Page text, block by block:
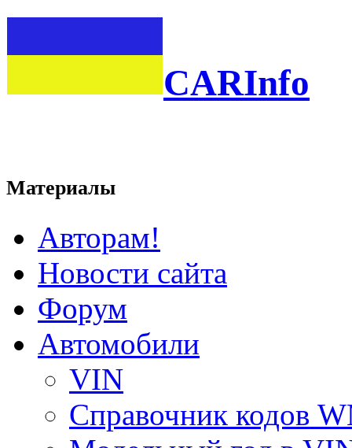
CARInfo
Материалы
Авторам!
Новости сайта
Форум
Автомобили
VIN
Справочник кодов